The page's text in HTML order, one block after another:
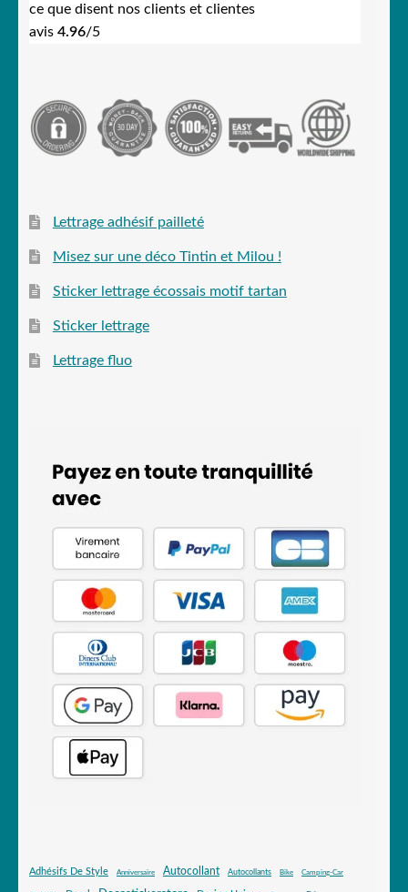
ce que disent nos clients et clientes
avis 4.96/5
Lettrage adhésif pailleté
Misez sur une déco Tintin et Milou !
Sticker lettrage écossais motif tartan
Sticker lettrage
Lettrage fluo
Adhésifs De Style Anniversaire Autocollant Autocollants Bike Camping-Car